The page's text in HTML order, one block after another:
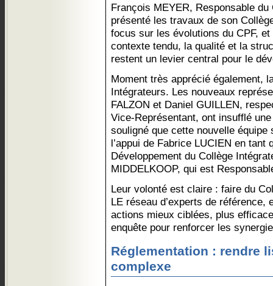
François MEYER, Responsable
présenté les travaux de son
focus sur les évolutions du CPF,
contexte tendu, la qualité et la
restent un levier central pour le
Moment très apprécié également,
Intégrateurs. Les nouveaux
FALZON et Daniel GUILLEN,
Vice-Représentant, ont insufflé
souligné que cette nouvelle équipe
l’appui de Fabrice LUCIEN en tant
Développement du Collège
MIDDELKOOP, qui est
Leur volonté est claire : faire du
LE réseau d’experts de référence,
actions mieux ciblées, plus
enquête pour renforcer les
Réglementation : rendre
complexe